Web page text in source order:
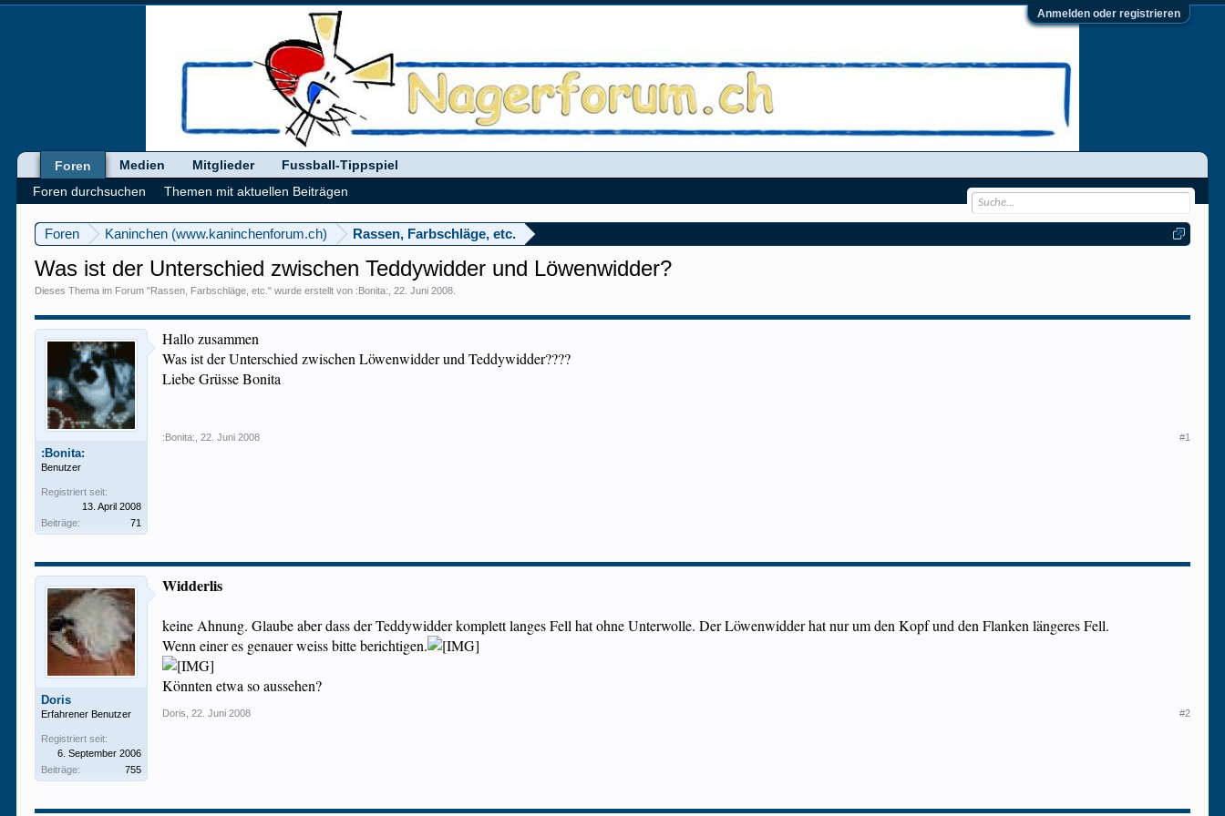
Anmelden oder registrieren
Foren Kaninchen (www.kaninchenforum.ch) Rassen, Farbschläge, etc.
Was ist der Unterschied zwischen Teddywidder und Löwenwidder?
Dieses Thema im Forum "Rassen, Farbschläge, etc." wurde erstellt von :Bonita: ,22. Juni 2008
:Bonita:
Benutzer
Registriert seit:
13. April 2008
Beiträge:
71
Hallo zusammen
Was ist der Unterschied zwischen Löwenwidder und Teddywidder????
Liebe Grüsse Bonita
:Bonita: 22. Juni 2008 #1
Doris
Erfahrener Benutzer
Registriert seit:
6. September 2006
Beiträge:
755
Widderlis
keine Ahnung. Glaube aber dass der Teddywidder komplett langes Fell hat ohne Unterwolle. Der Löwenwidder hat nur um den Kopf und den Flanken längeres Fell.
Wenn einer es genauer weiss bitte berichtigen.
Könnten etwa so aussehen?
Doris 22. Juni 2008 #2
Foren
Foren durchsuchen
Themen mit aktuellen Beiträgen
Medien Mitglieder Fussball-Tippspiel